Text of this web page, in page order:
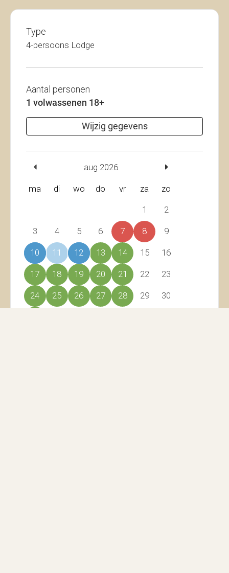
Type
4-persoons Lodge
Aantal personen
1 volwassenen 18+
Wijzig gegevens
aug 2026
ma di wo do vr za zo
1 2
3 4 5 6 7 8 9
10 11 12 13 14 15 16
17 18 19 20 21 22 23
24 25 26 27 28 29 30